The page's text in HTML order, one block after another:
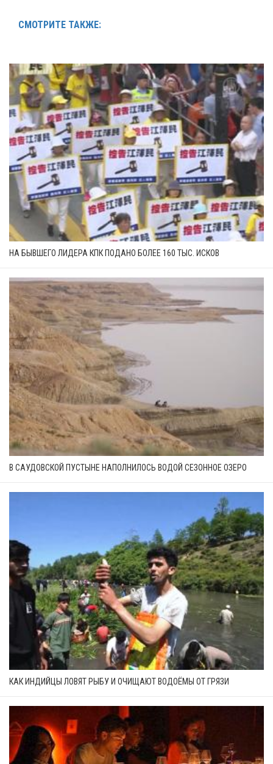
СМОТРИТЕ ТАКЖЕ:
НА БЫВШЕГО ЛИДЕРА КПК ПОДАНО БОЛЕЕ 160 ТЫС. ИСКОВ
В САУДОВСКОЙ ПУСТЫНЕ НАПОЛНИЛОСЬ ВОДОЙ СЕЗОННОЕ ОЗЕРО
КАК ИНДИЙЦЫ ЛОВЯТ РЫБУ И ОЧИЩАЮТ ВОДОЁМЫ ОТ ГРЯЗИ